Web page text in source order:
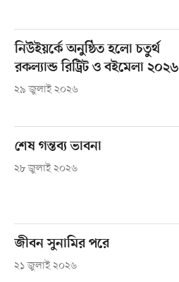
নিউইয়র্কে অনুষ্ঠিত হলো চতুর্থ
রকল্যান্ড রিট্রিট ও বইমেলা ২০২৬
২৯ জুলাই ২০২৬
শেষ গন্তব্য ভাবনা
২৮ জুলাই ২০২৬
জীবন সুনামির পরে
২১ জুলাই ২০২৬